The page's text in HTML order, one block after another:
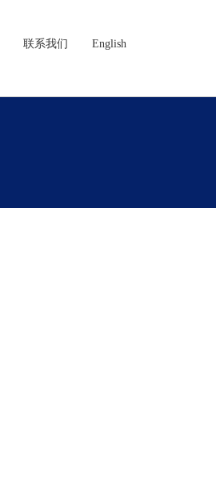
联系我们 English